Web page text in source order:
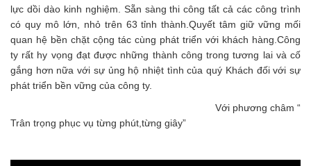
lực dồi dào kinh nghiệm. Sẵn sàng thi công tất cả các công trình
có quy mô lớn, nhỏ trên 63 tỉnh thành.Quyết tâm giữ vững mối
quan hệ bền chặt cộng tác cùng phát triển với khách hàng.Công
ty rất hy vọng đạt được những thành công trong tương lai và cố
gắng hơn nữa với sự ủng hộ nhiệt tình của quý Khách đối với sự
phát triển bền vững của công ty.
Với phương châm “
Trân trọng phục vụ từng phút,từng giây”